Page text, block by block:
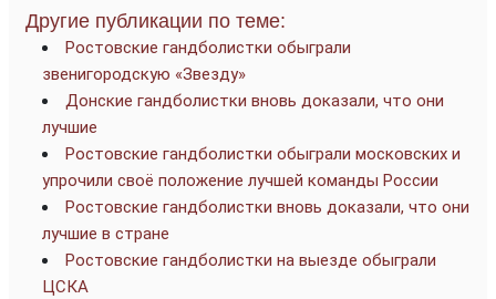
Другие публикации по теме:
Ростовские гандболистки обыграли
звенигородскую «Звезду»
Донские гандболистки вновь доказали, что они
лучшие
Ростовские гандболистки обыграли московских и
упрочили своё положение лучшей команды России
Ростовские гандболистки вновь доказали, что они
лучшие в стране
Ростовские гандболистки на выезде обыграли
ЦСКА